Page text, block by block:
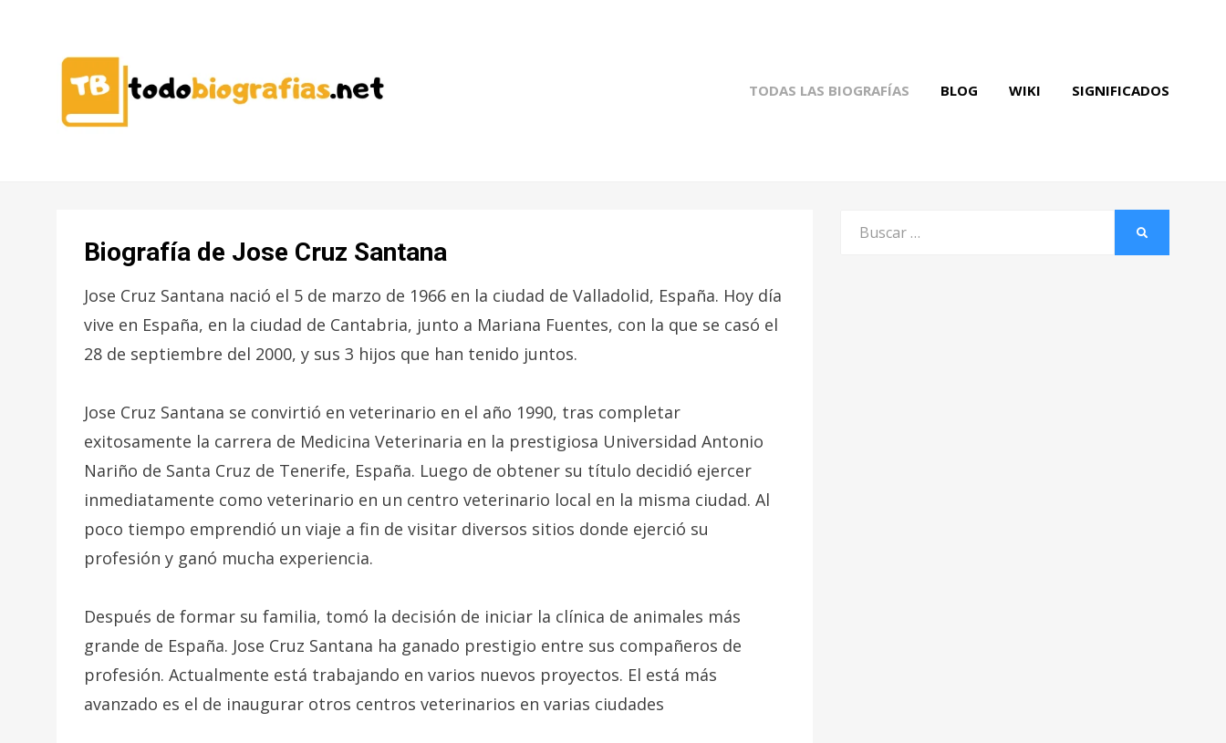
TODAS LAS BIOGRAFÍAS BLOG WIKI SIGNIFICADOS
Biografía de Jose Cruz Santana
Jose Cruz Santana nació el 5 de marzo de 1966 en la ciudad de Valladolid, España. Hoy día
vive en España, en la ciudad de Cantabria, junto a Mariana Fuentes, con la que se casó el
28 de septiembre del 2000, y sus 3 hijos que han tenido juntos.
Jose Cruz Santana se convirtió en veterinario en el año 1990, tras completar
exitosamente la carrera de Medicina Veterinaria en la prestigiosa Universidad Antonio
Nariño de Santa Cruz de Tenerife, España. Luego de obtener su título decidió ejercer
inmediatamente como veterinario en un centro veterinario local en la misma ciudad. Al
poco tiempo emprendió un viaje a fin de visitar diversos sitios donde ejerció su
profesión y ganó mucha experiencia.
Después de formar su familia, tomó la decisión de iniciar la clínica de animales más
grande de España. Jose Cruz Santana ha ganado prestigio entre sus compañeros de
profesión. Actualmente está trabajando en varios nuevos proyectos. El está más
avanzado es el de inaugurar otros centros veterinarios en varias ciudades
Buscar